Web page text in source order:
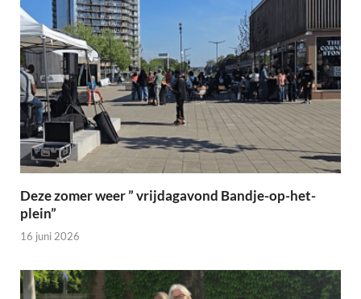
Deze zomer weer ” vrijdagavond Bandje-op-het-
plein”
16 juni 2026